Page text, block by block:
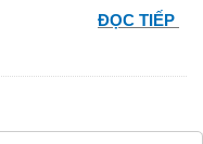
ĐỌC TIẾP